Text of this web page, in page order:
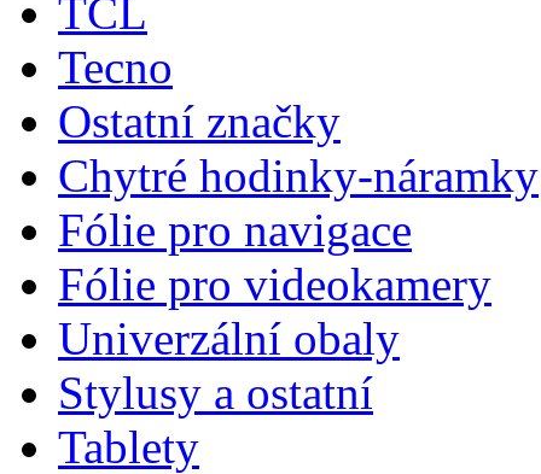
TCL
Tecno
Ostatní značky
Chytré hodinky-náramky
Fólie pro navigace
Fólie pro videokamery
Univerzální obaly
Stylusy a ostatní
Tablety